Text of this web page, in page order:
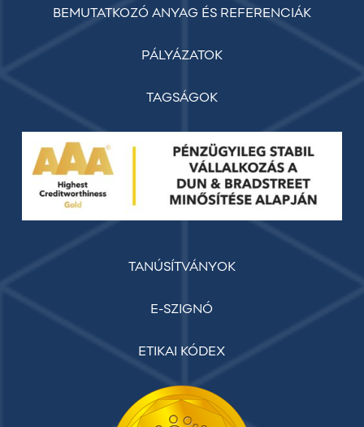
BEMUTATKOZÓ ANYAG ÉS REFERENCIÁK
PÁLYÁZATOK
TAGSÁGOK
TANÚSÍTVÁNYOK
E-SZIGNÓ
ETIKAI KÓDEX